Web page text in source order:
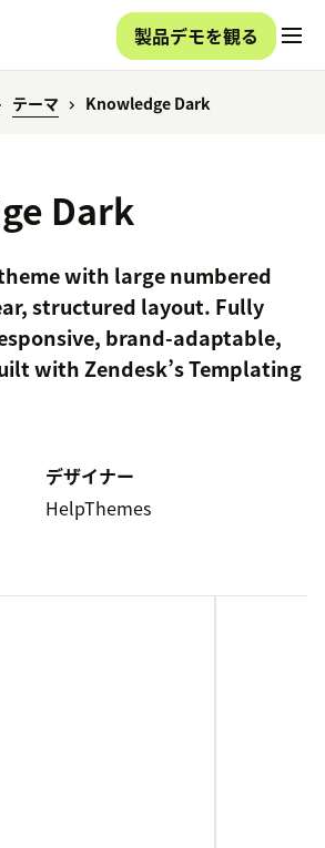
製品デモを観る
テーマ Knowledge Dark
Dark
with large numbered
structured layout. Fully
brand-adaptable,
with Zendesk’s Templating
デザイナー
HelpThemes